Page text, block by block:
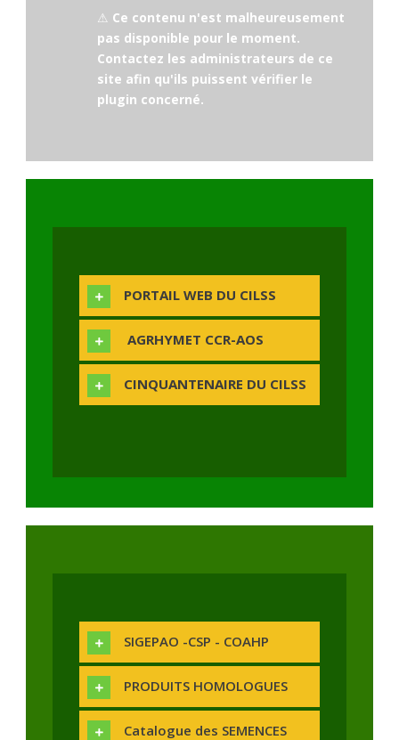
⚠ Ce contenu n'est malheureusement
pas disponible pour le moment.
Contactez les administrateurs de ce
site afin qu'ils puissent vérifier le
plugin concerné.
PORTAIL WEB DU CILSS
AGRHYMET CCR-AOS
CINQUANTENAIRE DU CILSS
SIGEPAO -CSP - COAHP
PRODUITS HOMOLOGUES
Catalogue des SEMENCES